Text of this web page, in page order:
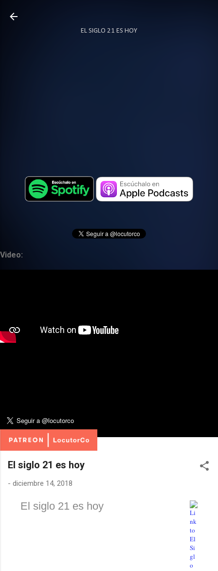
EL SIGLO 21 ES HOY
Video:
El siglo 21 es hoy
- diciembre 14, 2018
El siglo 21 es hoy